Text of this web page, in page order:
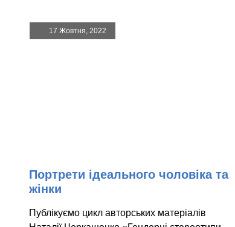
17 Жовтня, 2022
Портрети ідеального чоловіка та
жінки
Публікуємо цикл авторських матеріалів